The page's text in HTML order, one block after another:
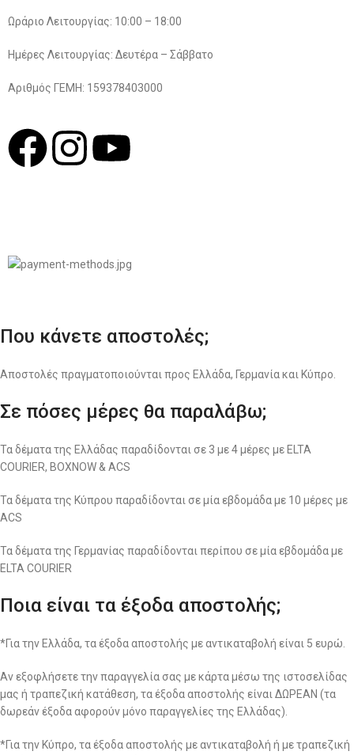
Ωράριο Λειτουργίας: 10:00 – 18:00
Ημέρες Λειτουργίας: Δευτέρα – Σάββατο
Αριθμός ΓΕΜΗ: 159378403000
Που κάνετε αποστολές;
Αποστολές πραγματοποιούνται προς Ελλάδα, Γερμανία και Κύπρο.
Σε πόσες μέρες θα παραλάβω;
Τα δέματα της Ελλάδας παραδίδονται σε 3 με 4 μέρες με ELTA
COURIER, BOXNOW & ACS
Τα δέματα της Κύπρου παραδίδονται σε μία εβδομάδα με 10 μέρες με
ACS
Τα δέματα της Γερμανίας παραδίδονται περίπου σε μία εβδομάδα με
ELTA COURIER
Ποια είναι τα έξοδα αποστολής;
*Για την Ελλάδα, τα έξοδα αποστολής με αντικαταβολή είναι 5 ευρώ.
Αν εξοφλήσετε την παραγγελία σας με κάρτα μέσω της ιστοσελίδας
μας ή τραπεζική κατάθεση, τα έξοδα αποστολής είναι ΔΩΡΕΑΝ (τα
δωρεάν έξοδα αφορούν μόνο παραγγελίες της Ελλάδας).
*Για την Κύπρο, τα έξοδα αποστολής με αντικαταβολή ή με τραπεζική